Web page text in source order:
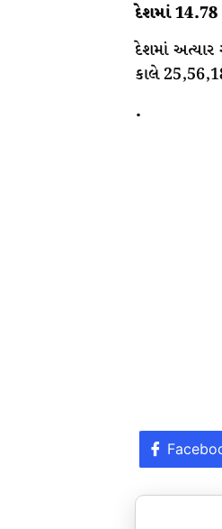
દેશમાં 14.78
દેશમાં
કાલે
.